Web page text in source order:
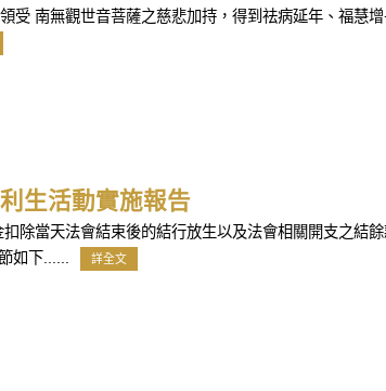
受 南無觀世音菩薩之慈悲加持，得到祛病延年、福慧
生活動實施報告
除當天法會結束後的結行放生以及法會相關開支之結
如下......
詳全文